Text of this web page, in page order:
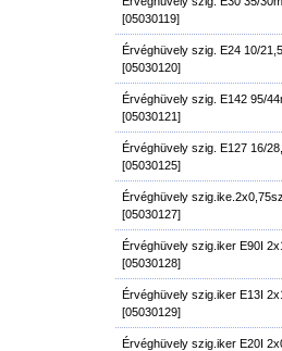
[05030119]
Érvéghüvely szig. E24 10/
[05030120]
Érvéghüvely szig. E142 95/
[05030121]
Érvéghüvely szig. E127 16/
[05030125]
Érvéghüvely
[05030127]
Érvéghüvely szig.iker E90I
[05030128]
Érvéghüvely szig.iker E13I
[05030129]
Érvéghüvely szig.iker E20I